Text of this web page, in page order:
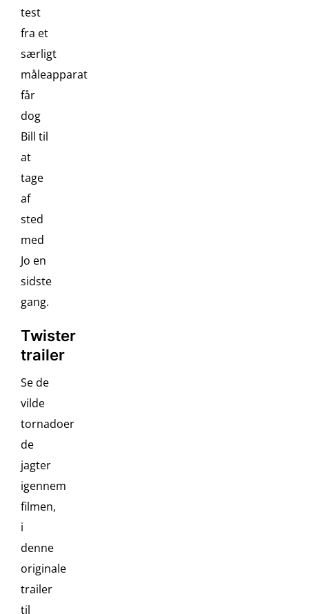
test
fra et
særligt
måleapparat
får
dog
Bill til
at
tage
af
sted
med
Jo en
sidste
gang.
Twister
trailer
Se de
vilde
tornadoer
de
jagter
igennem
filmen,
i
denne
originale
trailer
til